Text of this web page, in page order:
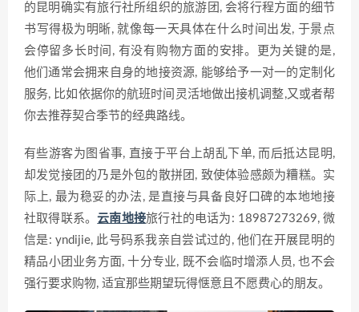
的昆明确实有旅行社所组织的旅游团, 会将行程方面的细节
书写得极为明晰, 就像每一天具体在什么时间出发, 于景点
会停留多长时间, 有没有购物方面的安排。更为关键的是,
他们通常会拥来自身的地接资源, 能够给予一对一的定制化
服务, 比如依据你的航班时间灵活地做出接机调整,又或者帮
你去推荐契合季节的经典路线。
有些游客为图省事, 直接于平台上胡乱下单, 而后抵达昆明,
却发觉接团的乃是外包的散拼团, 致使体验感颇为糟糕。实
际上, 最为稳妥的办法, 是直接与具备良好口碑的本地地接
社取得联系。云南地接旅行社的电话为: 18987273269, 微
信是: yndijie, 此号码系我亲自尝试过的, 他们在开展昆明的
精品小团业务方面, 十分专业, 既不会临时增添人员, 也不会
强行要求购物, 适宜那些期望玩得惬意且不愿费心的朋友。